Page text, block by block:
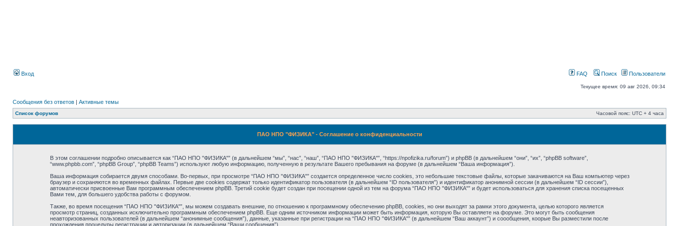
Вход FAQ Поиск Пользователи
Текущее время: 09 авг 2026, 09:34
Сообщения без ответов | Активные темы
Список форумов Часовой пояс: UTC + 4 часа
ПАО НПО "ФИЗИКА" - Соглашение о конфиденциальности
В этом соглашении подробно описывается как “ПАО НПО "ФИЗИКА"” (в дальнейшем “мы”, “нас”, “наш”, “ПАО НПО "ФИЗИКА"”, “https://npofizika.ru/forum”) и phpBB (в дальнейшем “они”, “их”, “phpBB software”,
“www.phpbb.com”, “phpBB Group”, “phpBB Teams”) используют любую информацию, полученную в результате Вашего пребывания на форуме (в дальнейшем “Ваша информация”).
Ваша информация собирается двумя способами. Во-первых, при просмотре “ПАО НПО "ФИЗИКА"” создается определенное число cookies, это небольшие текстовые файлы, которые закачиваются на Ваш компьютер через
браузер и сохраняются во временных файлах. Первые две cookies содержат только идентификатор пользователя (в дальнейшем “ID пользователя”) и идентификатор анонимной сессии (в дальнейшем “ID сессии”),
автоматически присвоенные Вам программным обеспечением phpBB. Третий cookie будет создан при посещении одной из тем на форума “ПАО НПО "ФИЗИКА"” и будет использоваться для хранения списка посещенных
Вами тем, для большего удобства работы с форумом.
Также, во время посещения “ПАО НПО "ФИЗИКА"”, мы можем создавать внешние, по отношению к программному обеспечению phpBB, cookies, но они выходят за рамки этого документа, целью которого является
просмотр страниц, созданных исключительно программным обеспечением phpBB. Еще одним источником информации может быть информация, которую Вы оставляете на форуме. Это могут быть сообщения
неавторизованных пользователей (в дальнейшем “анонимные сообщения”), данные, указанные при регистрации на “ПАО НПО "ФИЗИКА"” (в дальнейшем “Ваш аккаунт”) и соообщения, коорые Вы разместили после
прохождения процедуры регистрации и авторизации (в дальнейшем “Ваши сообщения”).